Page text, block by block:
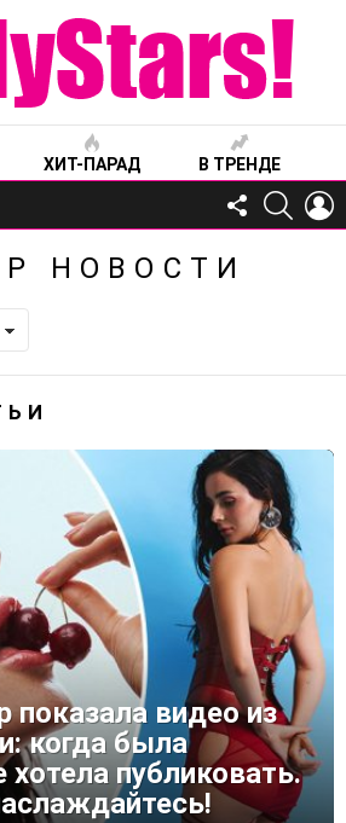
ХИТ-ПАРАД В ТРЕНДЕ
FOLLOW
US
НОВОСТИ
показала видео из
когда была
публиковать.